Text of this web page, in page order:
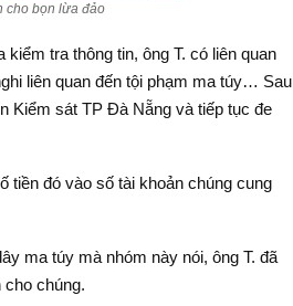
cho bọn lừa đảo
tra thông tin, ông T. có liên quan
liên quan đến tội phạm ma túy… Sau
Kiểm sát TP Đà Nẵng và tiếp tục đe
tiền đó vào số tài khoản chúng cung
ma túy mà nhóm này nói, ông T. đã
cho chúng.